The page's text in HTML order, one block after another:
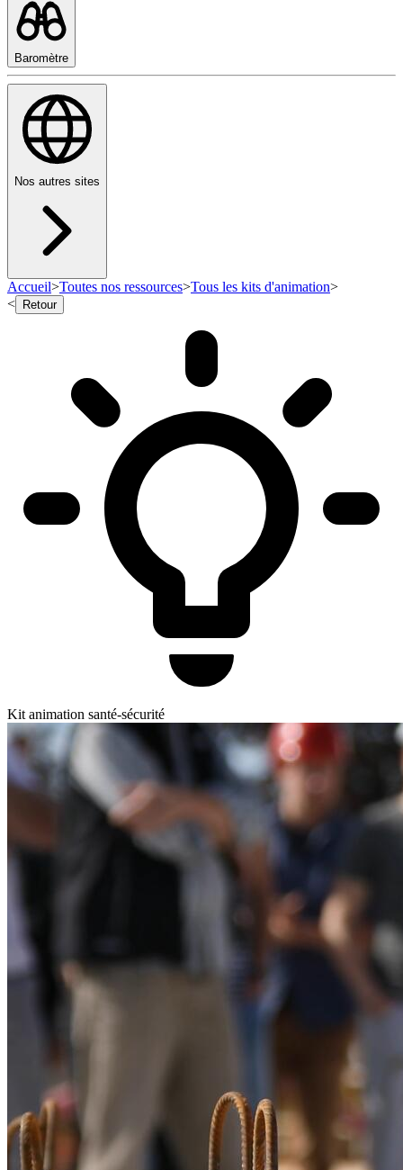
Baromètre
Nos autres sites
Accueil>Toutes nos ressources>Tous les kits d'animation>
<
Retour
Kit animation santé-sécurité